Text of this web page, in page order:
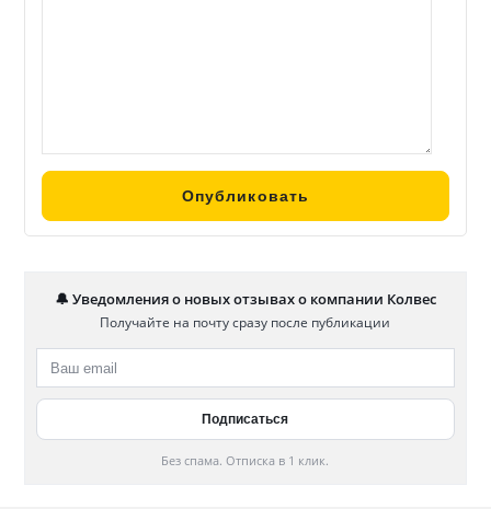
🔔 Уведомления о новых отзывах о компании Колвес
Получайте на почту сразу после публикации
Без спама. Отписка в 1 клик.